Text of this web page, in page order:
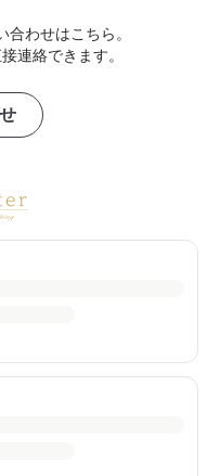
わせはこちら。
連絡できます。